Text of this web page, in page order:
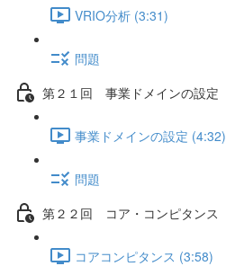
VRIO分析 (3:31)
問題
第２１回 事業ドメインの設定
事業ドメインの設定 (4:32)
問題
第２２回 コア・コンピタンス
コアコンピタンス (3:58)